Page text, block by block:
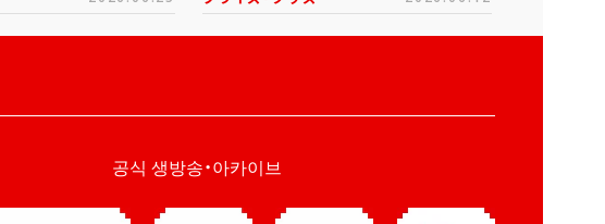
공식 생방송・아카이브